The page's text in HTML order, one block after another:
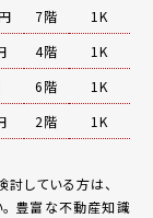
7階
1K
4階
1K
6階
1K
2階 1K
している方は、
豊富な不動産知識